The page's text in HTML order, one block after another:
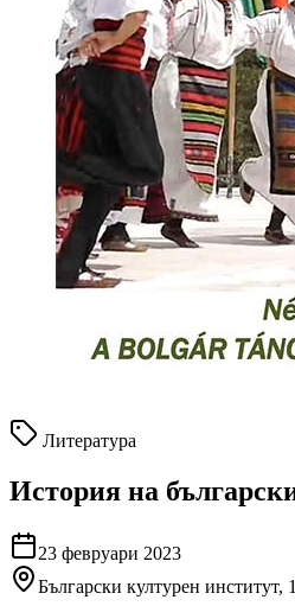
Литература
История на
23 февруари 2023
Български културен институт,